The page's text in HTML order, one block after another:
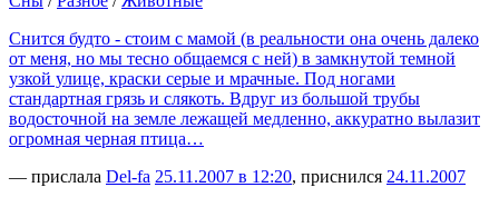
Снится будто - стоим с мамой (в реальности она очень далеко
от меня, но мы тесно общаемся с ней) в замкнутой темной
узкой улице, краски серые и мрачные. Под ногами
стандартная грязь и слякоть. Вдруг из большой трубы
водосточной на земле лежащей медленно, аккуратно вылазит
огромная черная птица…
— прислала Del-fa 25.11.2007 в 12:20, приснился 24.11.2007